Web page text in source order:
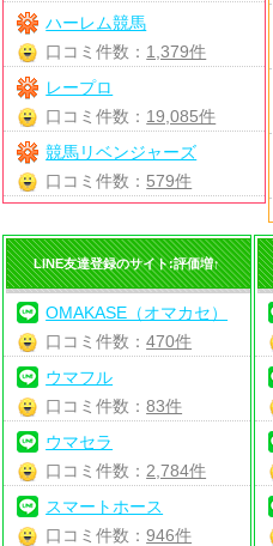
ハーレム競馬
口コミ件数： 1,379件
レープロ
口コミ件数： 19,085件
競馬リベンジャーズ
口コミ件数： 579件
LINE友達登録のサイト:評価増↑
OMAKASE（オマカセ）
口コミ件数：470件
ウマフル
口コミ件数：83件
ウマセラ
口コミ件数： 2,784件
スマートホース
口コミ件数：946件